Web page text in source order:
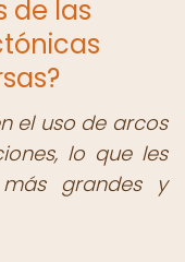
de las
el uso de arcos
lo que les
grandes y